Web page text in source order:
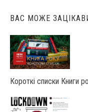
ВАС МОЖЕ
Короткі списки Книги